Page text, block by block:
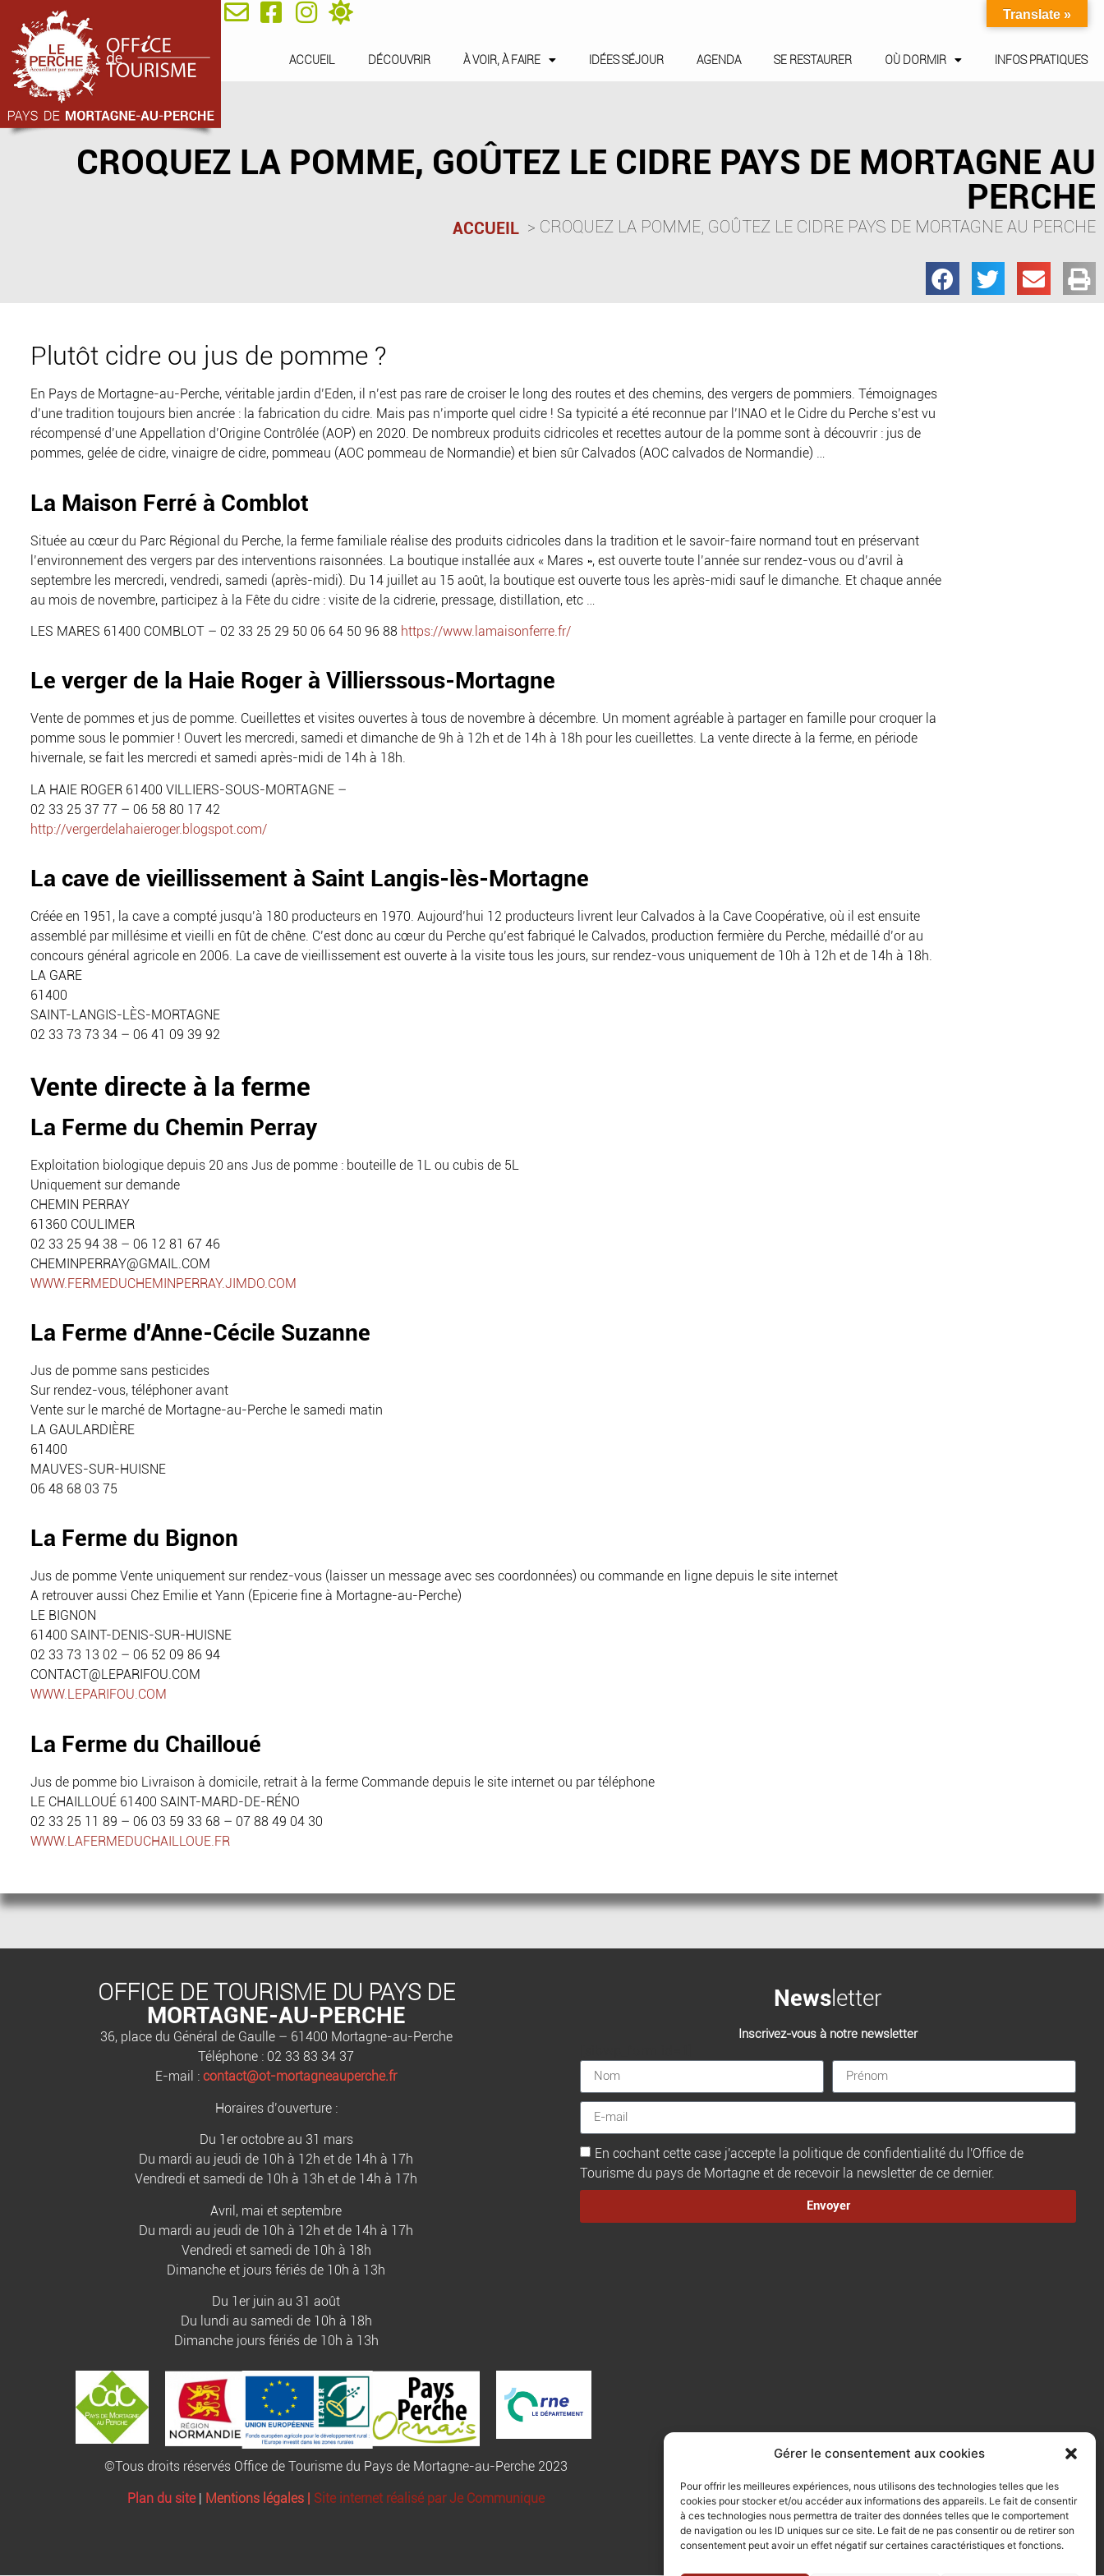
Gérer le consentement aux cookies
Pour offrir les meilleures expériences, nous utilisons des technologies telles que les
cookies pour stocker et/ou accéder aux informations des appareils. Le fait de consentir
à ces technologies nous permettra de traiter des données telles que le comportement
de navigation ou les ID uniques sur ce site. Le fait de ne pas consentir ou de retirer son
consentement peut avoir un effet négatif sur certaines caractéristiques et fonctions.
ACCUEIL DÉCOUVRIR À VOIR, À FAIRE IDÉES SÉJOUR AGENDA SE RESTAURER OÙ DORMIR INFOS PRATIQUES
CROQUEZ LA POMME, GOÛTEZ LE CIDRE PAYS DE MORTAGNE AU
PERCHE
ACCUEIL CROQUEZ LA POMME, GOÛTEZ LE CIDRE PAYS DE MORTAGNE AU PERCHE
Plutôt cidre ou jus de pomme ?
En Pays de Mortagne-au-Perche, véritable jardin d’Eden, il n’est pas rare de croiser le long des routes et des chemins, des vergers de pommiers. Témoignages
d’une tradition toujours bien ancrée : la fabrication du cidre. Mais pas n’importe quel cidre ! Sa typicité a été reconnue par l’INAO et le Cidre du Perche s’est vu
récompensé d’une Appellation d’Origine Contrôlée (AOP) en 2020. De nombreux produits cidricoles et recettes autour de la pomme sont à découvrir : jus de
pommes, gelée de cidre, vinaigre de cidre, pommeau (AOC pommeau de Normandie) et bien sûr Calvados (AOC calvados de Normandie) …
La Maison Ferré à Comblot
Située au cœur du Parc Régional du Perche, la ferme familiale réalise des produits cidricoles dans la tradition et le savoir-faire normand tout en préservant
l’environnement des vergers par des interventions raisonnées. La boutique installée aux « Mares », est ouverte toute l’année sur rendez-vous ou d’avril à
septembre les mercredi, vendredi, samedi (après-midi). Du 14 juillet au 15 août, la boutique est ouverte tous les après-midi sauf le dimanche. Et chaque année
au mois de novembre, participez à la Fête du cidre : visite de la cidrerie, pressage, distillation, etc …
LES MARES 61400 COMBLOT – 02 33 25 29 50 06 64 50 96 88 https://www.lamaisonferre.fr/
Le verger de la Haie Roger à Villierssous-Mortagne
Vente de pommes et jus de pomme. Cueillettes et visites ouvertes à tous de novembre à décembre. Un moment agréable à partager en famille pour croquer la
pomme sous le pommier ! Ouvert les mercredi, samedi et dimanche de 9h à 12h et de 14h à 18h pour les cueillettes. La vente directe à la ferme, en période
hivernale, se fait les mercredi et samedi après-midi de 14h à 18h.
LA HAIE ROGER 61400 VILLIERS-SOUS-MORTAGNE –
02 33 25 37 77 – 06 58 80 17 42
http://vergerdelahaieroger.blogspot.com/
La cave de vieillissement à Saint Langis-lès-Mortagne
Créée en 1951, la cave a compté jusqu’à 180 producteurs en 1970. Aujourd’hui 12 producteurs livrent leur Calvados à la Cave Coopérative, où il est ensuite
assemblé par millésime et vieilli en fût de chêne. C’est donc au cœur du Perche qu’est fabriqué le Calvados, production fermière du Perche, médaillé d’or au
concours général agricole en 2006. La cave de vieillissement est ouverte à la visite tous les jours, sur rendez-vous uniquement de 10h à 12h et de 14h à 18h.
LA GARE
61400
SAINT-LANGIS-LÈS-MORTAGNE
02 33 73 73 34 – 06 41 09 39 92
Vente directe à la ferme
La Ferme du Chemin Perray
Exploitation biologique depuis 20 ans Jus de pomme : bouteille de 1L ou cubis de 5L
Uniquement sur demande
CHEMIN PERRAY
61360 COULIMER
02 33 25 94 38 – 06 12 81 67 46
CHEMINPERRAY@GMAIL.COM
WWW.FERMEDUCHEMINPERRAY.JIMDO.COM
La Ferme d'Anne-Cécile Suzanne
Jus de pomme sans pesticides
Sur rendez-vous, téléphoner avant
Vente sur le marché de Mortagne-au-Perche le samedi matin
LA GAULARDIÈRE
61400
MAUVES-SUR-HUISNE
06 48 68 03 75
La Ferme du Bignon
Jus de pomme Vente uniquement sur rendez-vous (laisser un message avec ses coordonnées) ou commande en ligne depuis le site internet
A retrouver aussi Chez Emilie et Yann (Epicerie fine à Mortagne-au-Perche)
LE BIGNON
61400 SAINT-DENIS-SUR-HUISNE
02 33 73 13 02 – 06 52 09 86 94
CONTACT@LEPARIFOU.COM
WWW.LEPARIFOU.COM
La Ferme du Chailloué
Jus de pomme bio Livraison à domicile, retrait à la ferme Commande depuis le site internet ou par téléphone
LE CHAILLOUÉ 61400 SAINT-MARD-DE-RÉNO
02 33 25 11 89 – 06 03 59 33 68 – 07 88 49 04 30
WWW.LAFERMEDUCHAILLOUE.FR
OFFICE DE TOURISME DU PAYS DE
MORTAGNE-AU-PERCHE
36, place du Général de Gaulle – 61400 Mortagne-au-Perche
Téléphone : 02 33 83 34 37
E-mail : contact@ot-mortagneauperche.fr
Horaires d’ouverture :
Du 1er octobre au 31 mars
Du mardi au jeudi de 10h à 12h et de 14h à 17h
Vendredi et samedi de 10h à 13h et de 14h à 17h
Avril, mai et septembre
Du mardi au jeudi de 10h à 12h et de 14h à 17h
Vendredi et samedi de 10h à 18h
Dimanche et jours fériés de 10h à 13h
Du 1er juin au 31 août
Du lundi au samedi de 10h à 18h
Dimanche jours fériés de 10h à 13h
News letter
Inscrivez-vous à notre newsletter
En cochant cette case j'accepte la politique de confidentialité du l'Office de
Tourisme du pays de Mortagne et de recevoir la newsletter de ce dernier.
Envoyer
©Tous droits réservés Office de Tourisme du Pays de Mortagne-au-Perche 2023
Plan du site | Mentions légales | Site internet réalisé par Je Communique
Translate »